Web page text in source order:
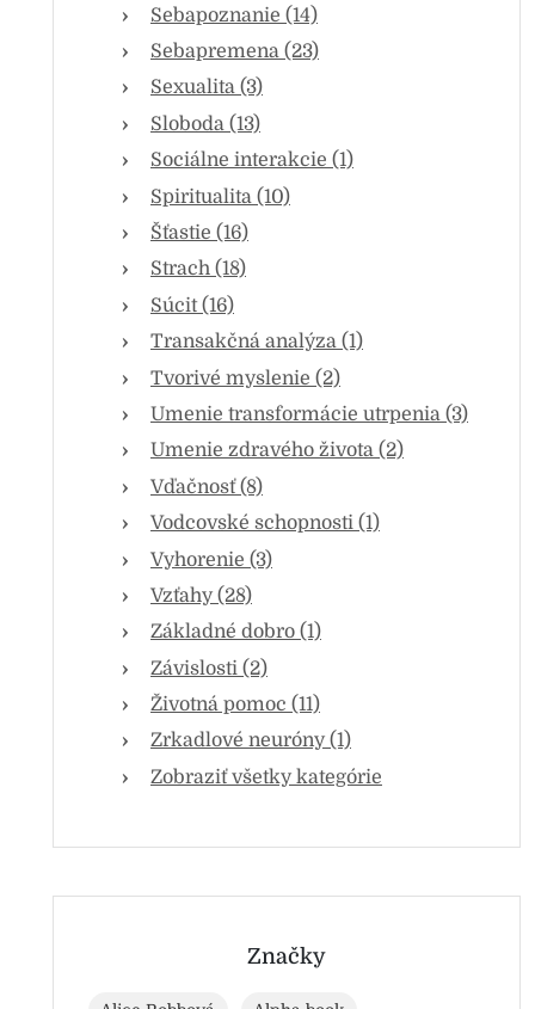
Sebapoznanie (14)
Sebapremena (23)
Sexualita (3)
Sloboda (13)
Sociálne interakcie (1)
Spiritualita (10)
Šťastie (16)
Strach (18)
Súcit (16)
Transakčná analýza (1)
Tvorivé myslenie (2)
Umenie transformácie utrpenia (3)
Umenie zdravého života (2)
Vďačnosť (8)
Vodcovské schopnosti (1)
Vyhorenie (3)
Vzťahy (28)
Základné dobro (1)
Závislosti (2)
Životná pomoc (11)
Zrkadlové neuróny (1)
Zobraziť všetky kategórie
Značky